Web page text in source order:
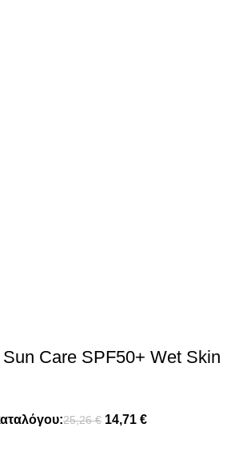
Care SPF50+ Wet Skin
25,26€ 14,71 €